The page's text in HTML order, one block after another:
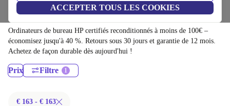
ACCEPTER TOUS LES COOKIES
Ordinateurs de bureau HP:
Ordinateurs de bureau HP certifiés reconditionnés à moins de 100€ –
économisez jusqu'à 40 %. Retours sous 30 jours et garantie de 12 mois.
Achetez de façon durable dès aujourd'hui !
Prix Filtre
€ 163 - € 163